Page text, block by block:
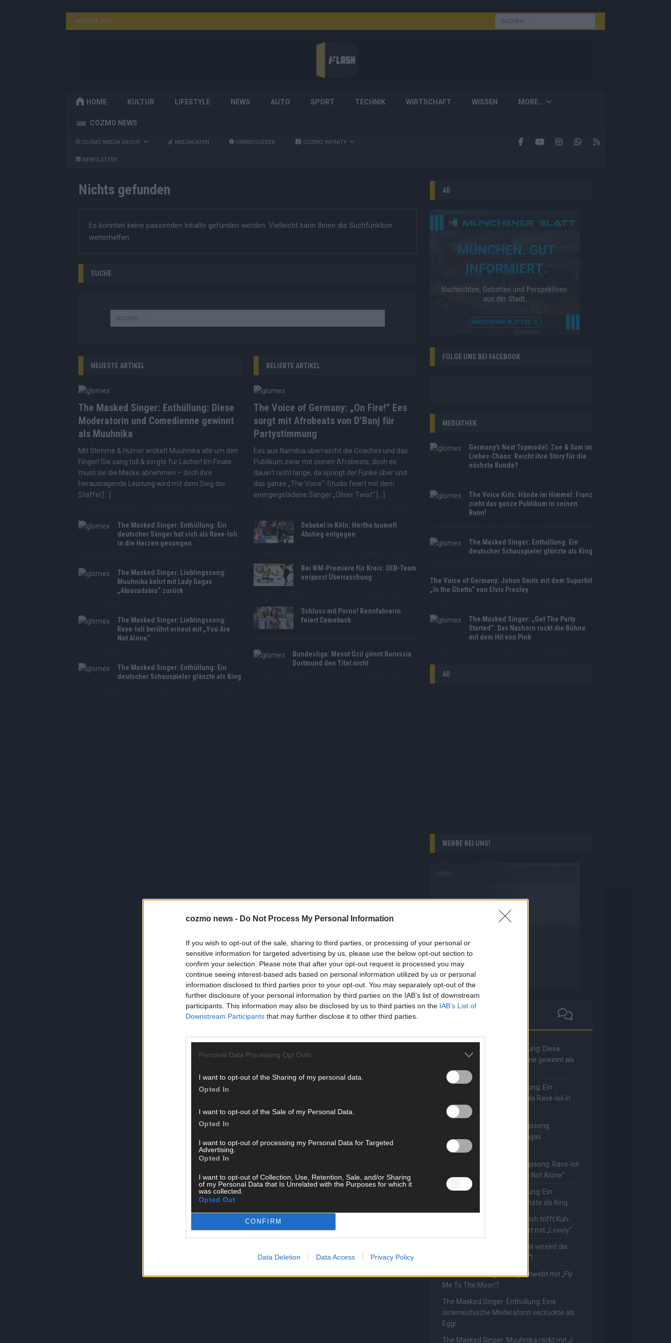
cozmo news - Do Not Process My Personal Information
If you wish to opt-out of the sale, sharing to third parties, or processing of your personal or
sensitive information for targeted advertising by us, please use the below opt-out section to
confirm your selection. Please note that after your opt-out request is processed you may
continue seeing interest-based ads based on personal information utilized by us or personal
information disclosed to third parties prior to your opt-out. You may separately opt-out of the
further disclosure of your personal information by third parties on the IAB’s list of downstream
participants. This information may also be disclosed by us to third parties on the IAB’s List of
Downstream Participants that may further disclose it to other third parties.
Personal Data Processing Opt Outs
I want to opt-out of the Sharing of my personal data.
Opted In
I want to opt-out of the Sale of my Personal Data.
Opted In
I want to opt-out of processing my Personal Data for Targeted
Advertising.
Opted In
I want to opt-out of Collection, Use, Retention, Sale, and/or Sharing
of my Personal Data that Is Unrelated with the Purposes for which it
was collected.
Opted Out
CONFIRM
Data Deletion Data Access Privacy Policy
AUGUST 2026
HOME KULTUR LIFESTYLE NEWS AUTO SPORT TECHNIK WIRTSCHAFT WISSEN MORE…
COZMO NEWS
COZMO MEDIA GROUP MEDIADATEN HINWEISGEBER COZMO INFINITY
NEWSLETTER
Nichts gefunden
Es konnten keine passenden Inhalte gefunden werden. Vielleicht kann Ihnen die Suchfunktion
weiterhelfen.
SUCHE
NEUESTE ARTIKEL
The Masked Singer: Enthüllung: Diese
Moderatorin und Comedienne gewinnt
als Muuhnika
Mit Stimme & Humor wickelt Muuhnika alle um den
Finger! Sie sang toll & sorgte für Lacher! Im Finale
muss sie die Maske abnehmen – doch ihre
herausragende Leistung wird mit dem Sieg der
Staffel
The Masked Singer: Enthüllung: Ein
deutscher Sänger hat sich als Rave-Ioli
in die Herzen gesungen
The Masked Singer: Lieblingssong:
Muuhnika kehrt mit Lady Gagas
„Abracadabra“ zurück
The Masked Singer: Lieblingssong:
Rave-Ioli berührt erneut mit „You Are
Not Alone“
The Masked Singer: Enthüllung: Ein
deutscher Schauspieler glänzte als King
BELIEBTE ARTIKEL
The Voice of Germany: „On Fire!“ Ees
sorgt mit Afrobeats von D’Banj für
Partystimmung
Ees aus Namibia überrascht die Coaches und das
Publikum zwar mit seinen Afrobeats, doch es
dauert nicht lange, da springt der Funke über und
das ganze „The Voice“-Studio feiert mit dem
energiegeladene Sänger „Oliver Twist“
Debakel in Köln: Hertha taumelt
Abstieg entgegen
Bei WM-Premiere für Kreis: DEB-Team
verpasst Überraschung
Schluss mit Porno! Rennfahrerin
feiert Comeback
Bundesliga: Mesut Özil gönnt Borussia
Dortmund den Titel nicht
AD
FOLGE UNS BEI FACEBOOK
MEDIATHEK
Germany’s Next Topmodel: Zoe & Sam im
Liebes-Chaos: Reicht ihre Story für die
nächste Runde?
The Voice Kids: Hände im Himmel: Franz
zieht das ganze Publikum in seinen
Bann!
The Masked Singer: Enthüllung: Ein
deutscher Schauspieler glänzte als King
The Voice of Germany: Johan Smits mit dem Superhit
„In the Ghetto“ von Elvis Presley
The Masked Singer: „Get The Party
Started“: Das Nashorn rockt die Bühne
mit dem Hit von Pink
AD
WERBE BEI UNS!
The Masked Singer: Enthüllung: Diese
Moderatorin und Comedienne gewinnt als
Muuhnika
The Masked Singer: Enthüllung: Ein
deutscher Sänger hat sich als Rave-Ioli in
die Herzen gesungen
The Masked Singer: Lieblingssong:
Muuhnika kehrt mit Lady Gagas
„Abracadabra“ zurück
The Masked Singer: Lieblingssong: Rave-Ioli
berührt erneut mit „You Are Not Alone“
The Masked Singer: Enthüllung: Ein
deutscher Schauspieler glänzte als King
The Masked Singer: Billie Eilish trifft Kuh-
Power! Muuhnika verzaubert mit „Lovely“
The Masked Singer: Rave-Ioli vereint die
Welt mit „We Are The World“!
The Masked Singer: King schwebt mit „Fly
Me To The Moon“!
The Masked Singer: Enthüllung: Eine
österreichische Moderatorin verzückte als
Eggi
The Masked Singer: Muuhnika rockt mit „I